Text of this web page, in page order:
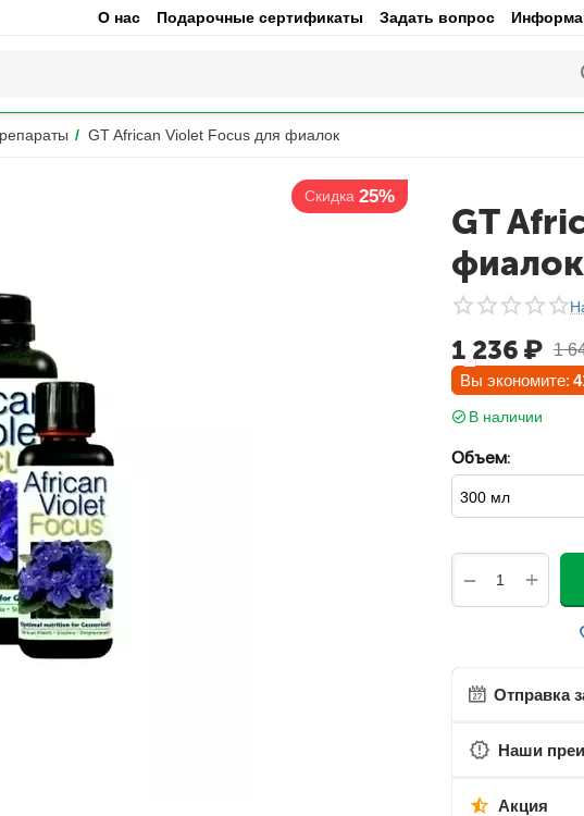
О нас Подарочные сертификаты Задать вопрос
/ GT African Violet Focus для фиалок
GT
фиалок
1 236 ₽ 1
Вы экономите:
В наличии
Объем:
+
−
Отправка
Наши
Акция